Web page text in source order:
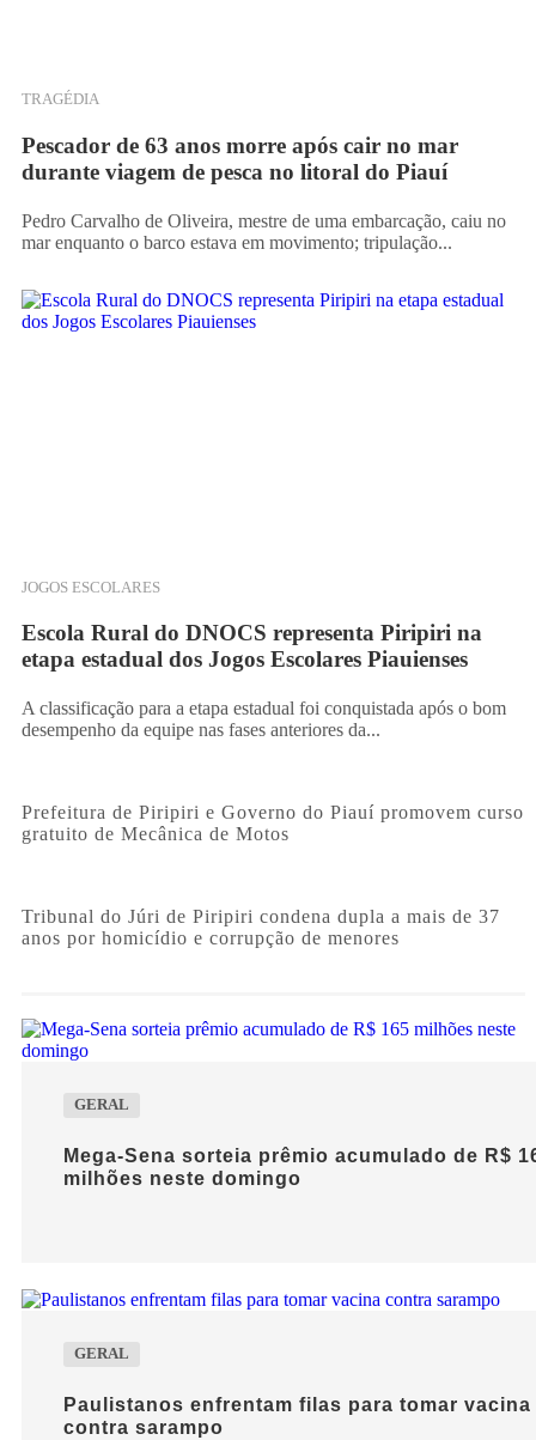
TRAGÉDIA
Pescador de 63 anos morre após cair no mar
durante viagem de pesca no litoral do Piauí
Pedro Carvalho de Oliveira, mestre de uma embarcação, caiu no
mar enquanto o barco estava em movimento; tripulação...
JOGOS ESCOLARES
Escola Rural do DNOCS representa Piripiri na
etapa estadual dos Jogos Escolares Piauienses
A classificação para a etapa estadual foi conquistada após o bom
desempenho da equipe nas fases anteriores da...
Prefeitura de Piripiri e Governo do Piauí promovem curso
gratuito de Mecânica de Motos
Tribunal do Júri de Piripiri condena dupla a mais de 37
anos por homicídio e corrupção de menores
GERAL
Mega-Sena sorteia prêmio acumulado de R$
milhões neste domingo
GERAL
Paulistanos enfrentam filas para tomar vacina
contra sarampo